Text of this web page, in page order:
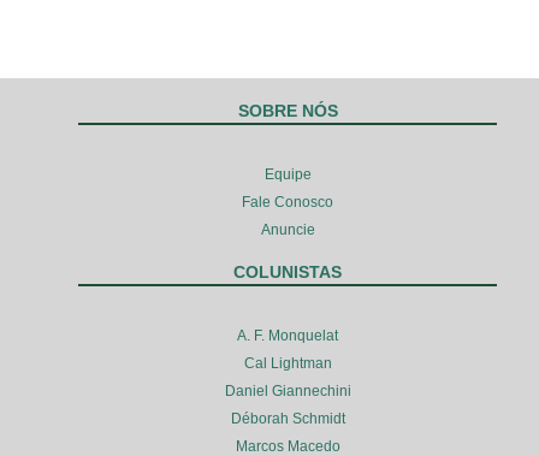
SOBRE NÓS
Equipe
Fale Conosco
Anuncie
COLUNISTAS
A. F. Monquelat
Cal Lightman
Daniel Giannechini
Déborah Schmidt
Marcos Macedo